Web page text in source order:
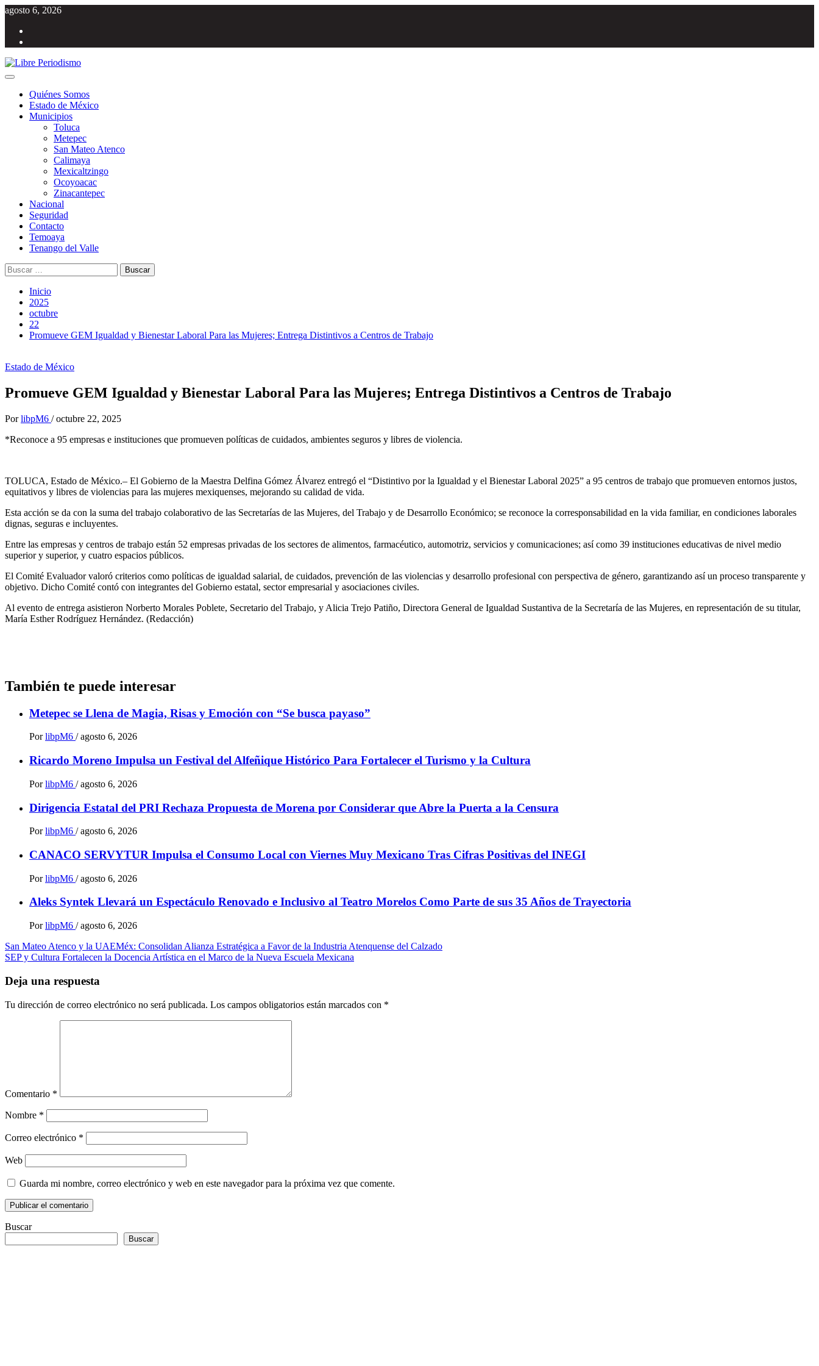
Saltar
contenido
agosto 6, 2026
Menú
principalQuiénes Somos
Estado de México
Municipios
Toluca
Metepec
San Mateo Atenco
Calimaya
Mexicaltzingo
Ocoyoacac
Zinacantepec
Nacional
Seguridad
Contacto
Temoaya
Tenango del Valle
Buscar:
Inicio
2025
octubre
22
Promueve GEM Igualdad y Bienestar Laboral Para las Mujeres; Entrega Distintivos a Centros de Trabajo
Estado de México
Promueve GEM Igualdad y Bienestar Laboral Para las Mujeres; Entrega Distintivos a Centros de Trabajo
Por libpM6 / octubre 22, 2025
*Reconoce a 95 empresas e instituciones que promueven políticas de cuidados, ambientes seguros y libres de violencia.
TOLUCA, Estado de México.– El Gobierno de la Maestra Delfina Gómez Álvarez entregó el “Distintivo por la Igualdad y el Bienestar Laboral 2025” a 95 centros de trabajo que promueven entornos justos,
equitativos y libres de violencias para las mujeres mexiquenses, mejorando su calidad de vida.
Esta acción se da con la suma del trabajo colaborativo de las Secretarías de las Mujeres, del Trabajo y de Desarrollo Económico; se reconoce la corresponsabilidad en la vida familiar, en condiciones laborales
dignas, seguras e incluyentes.
Entre las empresas y centros de trabajo están 52 empresas privadas de los sectores de alimentos, farmacéutico, automotriz, servicios y comunicaciones; así como 39 instituciones educativas de nivel medio
superior y superior, y cuatro espacios públicos.
El Comité Evaluador valoró criterios como políticas de igualdad salarial, de cuidados, prevención de las violencias y desarrollo profesional con perspectiva de género, garantizando así un proceso transparente y
objetivo. Dicho Comité contó con integrantes del Gobierno estatal, sector empresarial y asociaciones civiles.
Al evento de entrega asistieron Norberto Morales Poblete, Secretario del Trabajo, y Alicia Trejo Patiño, Directora General de Igualdad Sustantiva de la Secretaría de las Mujeres, en representación de su titular,
María Esther Rodríguez Hernández. (Redacción)
También te puede interesar
Metepec se Llena de Magia, Risas y Emoción con “Se busca payaso”
Por libpM6 / agosto 6, 2026
Ricardo Moreno Impulsa un Festival del Alfeñique Histórico Para Fortalecer el Turismo y la Cultura
Por libpM6 / agosto 6, 2026
Dirigencia Estatal del PRI Rechaza Propuesta de Morena por Considerar que Abre la Puerta a la Censura
Por libpM6 / agosto 6, 2026
CANACO SERVYTUR Impulsa el Consumo Local con Viernes Muy Mexicano Tras Cifras Positivas del INEGI
Por libpM6 / agosto 6, 2026
Aleks Syntek Llevará un Espectáculo Renovado e Inclusivo al Teatro Morelos Como Parte de sus 35 Años de Trayectoria
Por libpM6 / agosto 6, 2026
Navegación
de
entradas
San Mateo Atenco y la UAEMéx: Consolidan Alianza Estratégica a Favor de la Industria Atenquense del Calzado
SEP y Cultura Fortalecen la Docencia Artística en el Marco de la Nueva Escuela Mexicana
Deja una respuesta
Tu dirección de correo electrónico no será publicada. Los campos obligatorios están marcados con *
Comentario *
Nombre *
Correo electrónico *
Web
Guarda mi nombre, correo electrónico y web en este navegador para la próxima vez que comente.
Buscar
Buscar